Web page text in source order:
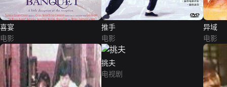
喜宴
电影
推手
电影
异域
电影
挑夫
电视剧